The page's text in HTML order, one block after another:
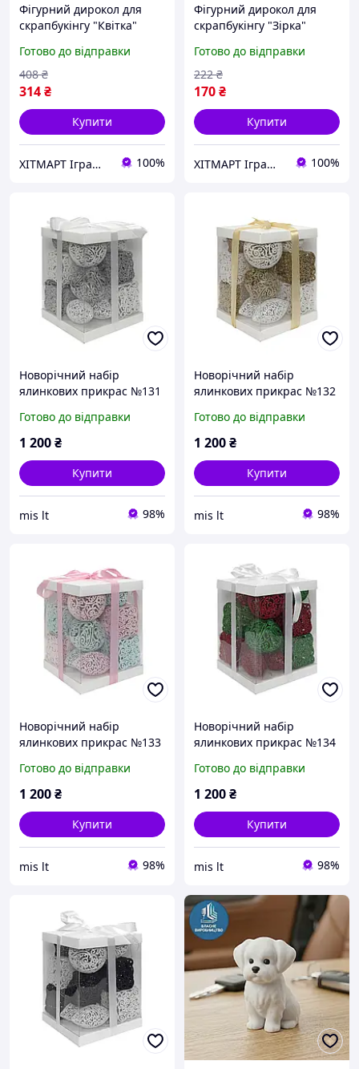
Фігурний дирокол для
скрапбукінгу "Квітка"
Іграшки
Готово до відправки
314₴
408 ₴
Купити
ХІТМАРТ Іграшки 100%
Фігурний дирокол для
скрапбукінгу "Зірка"
Іграшки
Готово до відправки
170₴
222 ₴
Купити
ХІТМАРТ Іграшки 100%
Новорічний набір
ялинкових прикрас №131
ажурні фігурні іграшки 8
11 см 14 шт
Готово до відправки
1 200₴
Купити
mis lt 98%
Новорічний набір
ялинкових прикрас №132
ажурні фігурні іграшки 8
11 см 14 шт
Готово до відправки
1 200₴
Купити
mis lt 98%
Новорічний набір
ялинкових прикрас №133
ажурні фігурні іграшки 8
11 см 14 шт
Готово до відправки
1 200₴
Купити
mis lt 98%
Новорічний набір
ялинкових прикрас №134
ажурні фігурні іграшки 8
11 см 14 шт
Готово до відправки
1 200₴
Купити
mis lt 98%